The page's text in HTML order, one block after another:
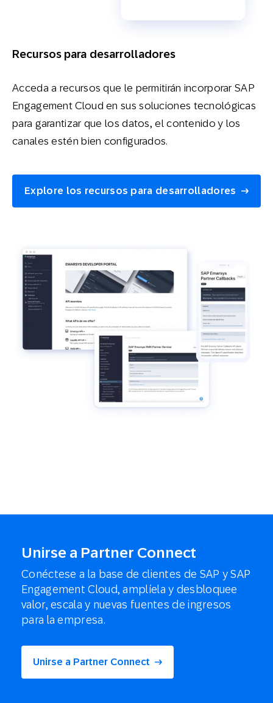
Recursos para desarrolladores
Acceda a recursos que le permitirán incorporar SAP
Engagement Cloud en sus soluciones tecnológicas
para garantizar que los datos, el contenido y los
canales estén bien configurados.
Explore los recursos para desarrolladores
Unirse a Partner Connect
Conéctese a la base de clientes de SAP y SAP
Engagement Cloud, amplíela y desbloquee
valor, escala y nuevas fuentes de ingresos
para la empresa.
Unirse a Partner Connect